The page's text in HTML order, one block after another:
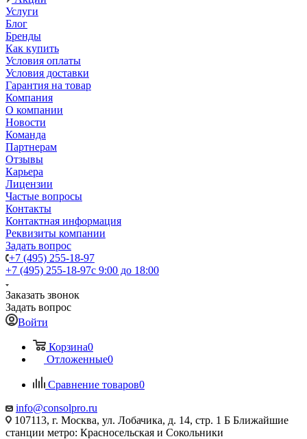
Услуги
Блог
Бренды
Как купить
Условия оплаты
Условия доставки
Гарантия на товар
Компания
О компании
Новости
Команда
Партнерам
Отзывы
Карьера
Лицензии
Частые вопросы
Контакты
Контактная информация
Реквизиты компании
Задать вопрос
+7 (495) 255-18-97
+7 (495) 255-18-97с 9:00 до 18:00
Заказать звонок
Задать вопрос
Войти
Корзина0
Отложенные0
Сравнение товаров0
info@consolpro.ru
107113, г. Москва, ул. Лобачика, д. 14, стр. 1 Б Ближайшие
станции метро: Красносельская и Сокольники